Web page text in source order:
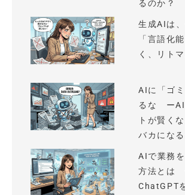
るのか？
生成AIは
「言語化
く、リト
AIに「ゴ
るな ーAI
トが賢く
バカにな
AIで業務
方法とは
ChatGPT